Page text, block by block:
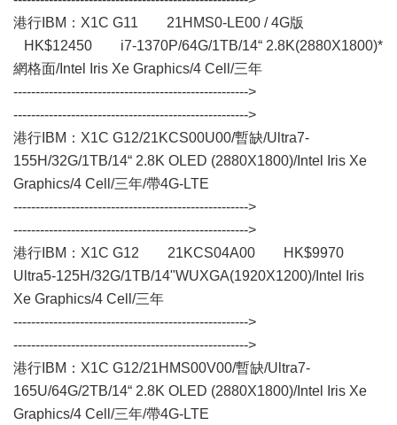
港行IBM：X1C G11 21HMS0-LE00 / 4G版
HK$12450 i7-1370P/64G/1TB/14“ 2.8K(2880X1800)*
網格面/Intel Iris Xe Graphics/4 Cell/三年
----------------------------------------------------->
----------------------------------------------------->
港行IBM：X1C G12/21KCS00U00/暫缺/Ultra7-
155H/32G/1TB/14“ 2.8K OLED (2880X1800)/Intel Iris Xe
Graphics/4 Cell/三年/帶4G-LTE
----------------------------------------------------->
----------------------------------------------------->
港行IBM：X1C G12 21KCS04A00 HK$9970
Ultra5-125H/32G/1TB/14"WUXGA(1920X1200)/Intel Iris
Xe Graphics/4 Cell/三年
----------------------------------------------------->
----------------------------------------------------->
港行IBM：X1C G12/21HMS00V00/暫缺/Ultra7-
165U/64G/2TB/14“ 2.8K OLED (2880X1800)/Intel Iris Xe
Graphics/4 Cell/三年/帶4G-LTE